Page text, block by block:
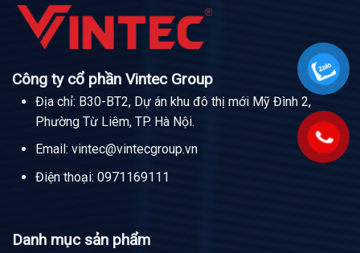
Công ty cổ phần Vintec Group
Địa chỉ: B30-BT2, Dự án khu đô thị mới Mỹ Đình 2,
Phường Từ Liêm, TP. Hà Nội.
Email:vintec@vintecgroup.vn
Điện thoại:0971169111
Danh mục sản phẩm